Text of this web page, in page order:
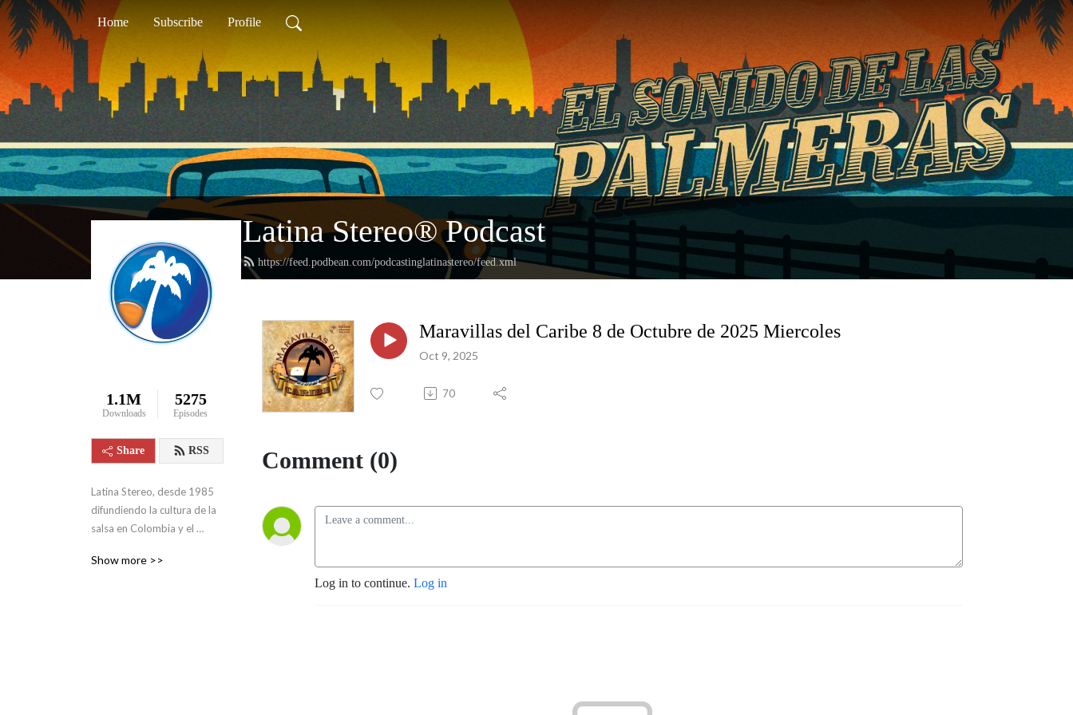
Home Subscribe Profile
Latina Stereo® Podcast
https://feed.podbean.com/podcastinglatinastereo/feed.xml
1.1M
Downloads
5275
Episodes
Share RSS
Latina Stereo, desde 1985
difundiendo la cultura de la
salsa en Colombia y el
Show more >>
Maravillas del Caribe 8 de Octubre de 2025 Miercoles
Oct 9, 2025
70
Comment (0)
Log in to continue. Log in